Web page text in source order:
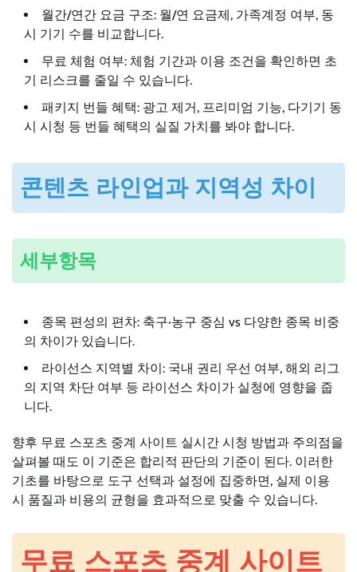
월간/연간 요금 구조: 월/연 요금제, 가족계정 여부, 동
시 기기 수를 비교합니다.
무료 체험 여부: 체험 기간과 이용 조건을 확인하면 초
기 리스크를 줄일 수 있습니다.
패키지 번들 혜택: 광고 제거, 프리미엄 기능, 다기기 동
시 시청 등 번들 혜택의 실질 가치를 봐야 합니다.
콘텐츠 라인업과 지역성 차이
세부항목
종목 편성의 편차: 축구·농구 중심 vs 다양한 종목 비중
의 차이가 있습니다.
라이선스 지역별 차이: 국내 권리 우선 여부, 해외 리그
의 지역 차단 여부 등 라이선스 차이가 실청에 영향을 줍
니다.
향후 무료 스포츠 중계 사이트 실시간 시청 방법과 주의점을
살펴볼 때도 이 기준은 합리적 판단의 기준이 된다. 이러한
기초를 바탕으로 도구 선택과 설정에 집중하면, 실제 이용
시 품질과 비용의 균형을 효과적으로 맞출 수 있습니다.
무료 스포츠 중계 사이트